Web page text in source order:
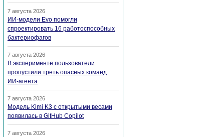
7 августа 2026
ИИ-модели Evo помогли
спроектировать 16 работоспособных
бактериофагов
7 августа 2026
В эксперименте пользователи
пропустили треть опасных команд
ИИ-агента
7 августа 2026
Модель Kimi K3 с открытыми весами
появилась в GitHub Copilot
7 августа 2026